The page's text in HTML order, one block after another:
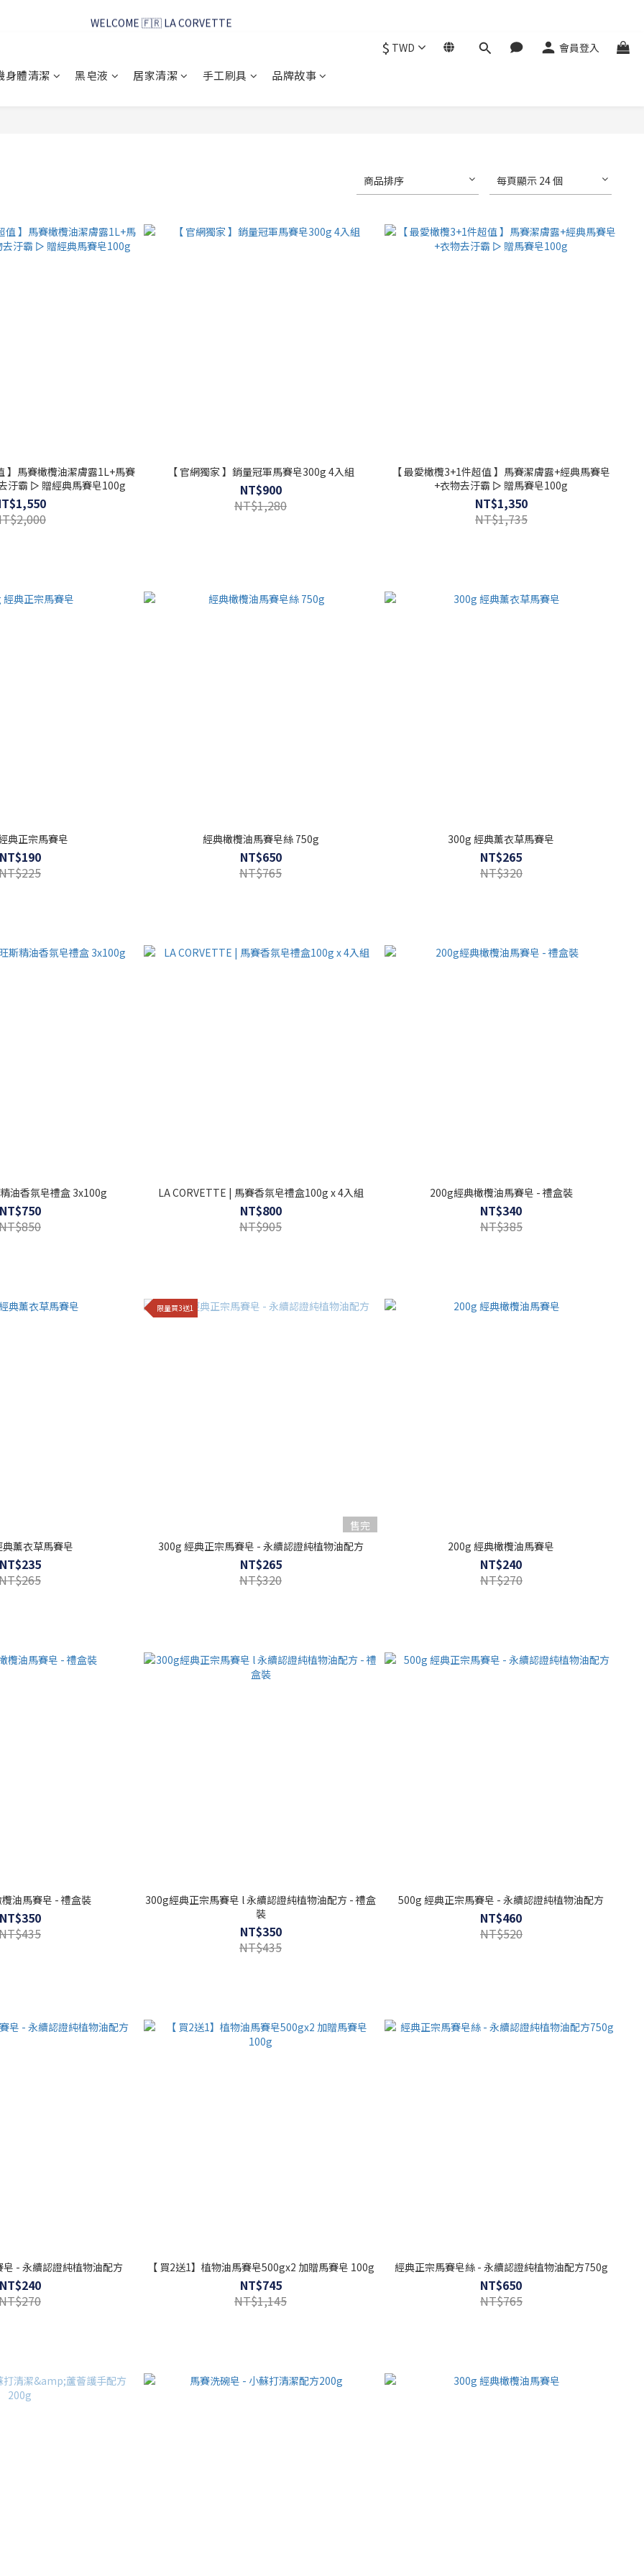
WELCOME 🇫🇷 LA CORVETTE
WELCOME 🇫🇷 LA CORVETTE
WELCOME 🇫🇷 LA CORVETTE
$ TWD 會員登入
身體清潔 黑皂液 居家清潔 手工刷具 品牌故事
商品排序 每頁顯示 24 個
】馬賽橄欖油潔膚露1L+馬賽
汙霸 ▻ 贈經典馬賽皂100g
【 官網獨家 】銷量冠軍馬賽皂300g 4入組
NT$900
NT$1,280
【 最愛橄欖3+1件超值 】馬賽潔膚露+經典馬賽皂
+衣物去汙霸 ▻ 贈馬賽皂100g
NT$1,350
NT$1,735
典正宗馬賽皂 經典橄欖油馬賽皂絲 750g
NT$650
NT$765
300g 經典薰衣草馬賽皂
NT$265
NT$320
油香氛皂禮盒 3x100g LA CORVETTE | 馬賽香氛皂禮盒100g x 4入組
NT$800
NT$905
200g經典橄欖油馬賽皂 - 禮盒裝
NT$340
NT$385
薰衣草馬賽皂
限量買3送1
售完
300g 經典正宗馬賽皂 - 永續認證純植物油配方
NT$265
NT$320
200g 經典橄欖油馬賽皂
NT$240
NT$270
300g經典橄欖油馬賽皂 - 禮盒裝
300g經典正宗馬賽皂 l 永續認證純植物油配方 - 禮盒
裝
NT$350
NT$435
500g 經典正宗馬賽皂 - 永續認證純植物油配方
NT$460
NT$520
- 永續認證純植物油配方 【 買2送1】植物油馬賽皂500gx2 加贈馬賽皂 100g
NT$745
NT$1,145
經典正宗馬賽皂絲 - 永續認證純植物油配方750g
NT$650
NT$765